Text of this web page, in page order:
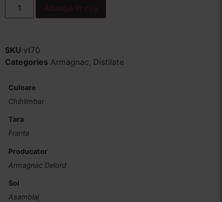
Adaugă în coș
SKU vt70
Categories Armagnac, Distilate
Culoare
Chihlimbar
Tara
Franta
Producator
Armagnac Delord
Soi
Asamblaj